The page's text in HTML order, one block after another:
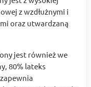
z wzdłużnymi i
oraz utwardzaną
jest również we
80% lateks